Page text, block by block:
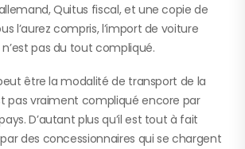
Quitus fiscal, et une copie de
l’aurez compris, l’import de voiture
n’est pas du tout compliqué.
être la modalité de transport de la
pas vraiment compliqué encore par
D’autant plus qu’il est tout à fait
des concessionnaires qui se chargent